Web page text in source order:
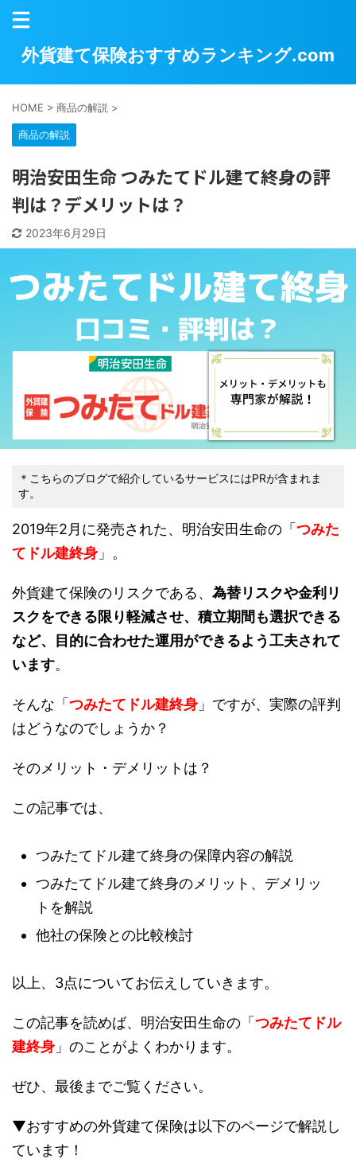
外貨建て保険おすすめランキング.com
HOME > 商品の解説 >
商品の解説
明治安田生命 つみたてドル建て終身の評
判は？デメリットは？
2023年6月29日
＊こちらのブログで紹介しているサービスにはPRが含まれま
す。
2019年2月に発売された、明治安田生命の「 つみた
てドル建終身 」。
外貨建て保険のリスクである、 為替リスクや金利リ
スクをできる限り軽減させ、積立期間も選択できる
など、目的に合わせた運用ができるよう工夫されて
います。
そんな「 つみたてドル建終身 」ですが、実際の評判
はどうなのでしょうか？
そのメリット・デメリットは？
この記事では、
つみたてドル建て終身の保障内容の解説
つみたてドル建て終身のメリット、デメリッ
トを解説
他社の保険との比較検討
以上、3点についてお伝えしていきます。
この記事を読めば、明治安田生命の「 つみたてドル
建終身 」のことがよくわかります。
ぜひ、最後までご覧ください。
▼おすすめの外貨建て保険は以下のページで解説し
ています！